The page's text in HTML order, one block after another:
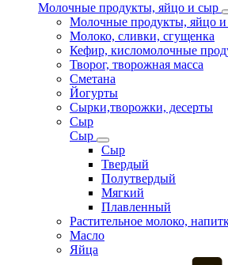
Молочные продукты, яйцо и сыр
Молочные продукты, яйцо
Молоко, сливки, сгущенка
Кефир, кисломолочные
Творог, творожная масса
Сметана
Йогурты
Сырки,творожки, десерты
Сыр
Сыр
Сыр
Твердый
Полутвердый
Мягкий
Плавленный
Растительное молоко,
Масло
Яйца